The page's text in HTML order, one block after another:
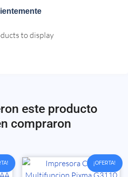
to display
este producto
compraron
¡OFERTA!